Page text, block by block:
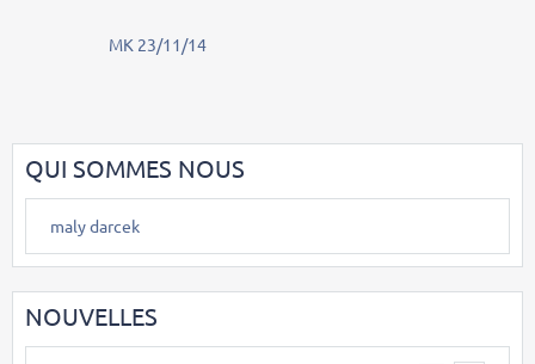
MK 23/11/14
QUI SOMMES NOUS
maly darcek
NOUVELLES